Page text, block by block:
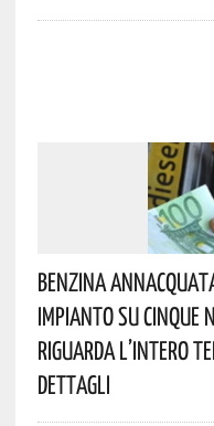
Benzina
Impianto Su Cinque
Riguarda L’intero
Dettagli